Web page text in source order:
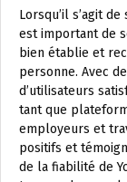
Lorsqu’il s’agit
est important de
bien établie et
personne. Avec
d’utilisateurs
tant que
employeurs et
positifs et
de la fiabilité de